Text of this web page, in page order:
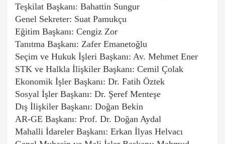
Teşkilat Başkanı: Bahattin Sungur
Genel Sekreter: Suat Pamukçu
Eğitim Başkanı: Cengiz Zor
Tanıtma Başkanı: Zafer Emanetoğlu
Seçim ve Hukuk İşleri Başkanı: Av. Mehmet Ener
STK ve Halkla İlişkiler Başkanı: Cemil Çolak
Ekonomik İşler Başkanı: Dr. Fatih Öztek
Sosyal İşler Başkanı: Dr. Şeref Menteşe
Dış İlişkiler Başkanı: Doğan Bekin
AR-GE Başkanı: Prof. Dr. Doğan Aydal
Mahalli İdareler Başkanı: Erkan İlyas Helvacı